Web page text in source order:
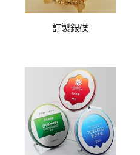
訂製銀碟